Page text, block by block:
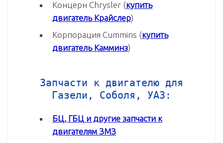
Концерн Chrysler (купить
двигатель Крайслер)
Корпорация Cummins (купить
двигатель Камминз)
Запчасти к двигателю для
Газели, Соболя, УАЗ:
БЦ, ГБЦ и другие запчасти к
двигателям ЗМЗ